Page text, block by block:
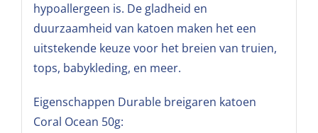
hypoallergeen is. De gladheid en
duurzaamheid van katoen maken het een
uitstekende keuze voor het breien van truien,
tops, babykleding, en meer.
Eigenschappen Durable breigaren katoen
Coral Ocean 50g: